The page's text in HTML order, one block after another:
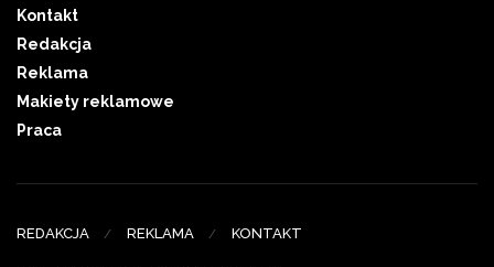
Kontakt
Redakcja
Reklama
Makiety reklamowe
Praca
REDAKCJA REKLAMA KONTAKT